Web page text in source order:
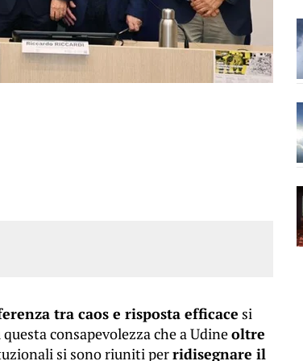
tra caos e risposta efficace si
consapevolezza che a Udineoltre
si sono riuniti perridisegnare il